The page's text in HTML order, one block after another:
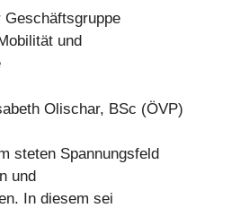
und
Olischar, BSc (ÖVP)
steten Spannungsfeld
und
In diesem sei